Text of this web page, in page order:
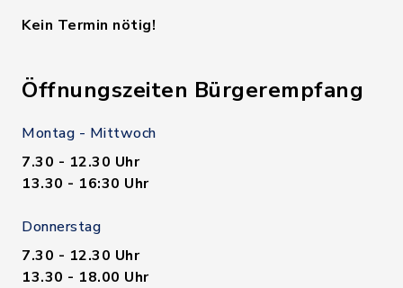
Kein Termin nötig!
Öffnungszeiten Bürgerempfang
Montag - Mittwoch
7.30 - 12.30 Uhr
13.30 - 16:30 Uhr
Donnerstag
7.30 - 12.30 Uhr
13.30 - 18.00 Uhr